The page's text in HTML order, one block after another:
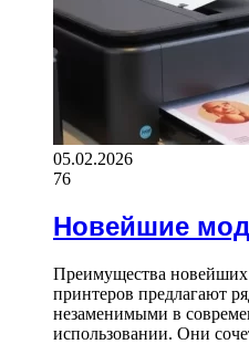
05.02.2026
76
Новейшие
Преимущества
принтеров предлагают
незаменимыми в
использовании. Они